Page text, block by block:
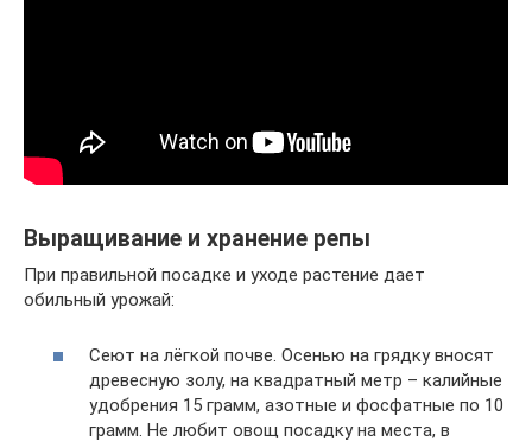
Выращивание и хранение репы
При правильной посадке и уходе растение дает
обильный урожай:
Сеют на лёгкой почве. Осенью на грядку вносят
древесную золу, на квадратный метр – калийные
удобрения 15 грамм, азотные и фосфатные по 10
грамм. Не любит овощ посадку на места, в